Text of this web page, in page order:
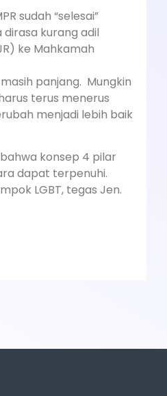
sudah “selesai”
kurang adil
ke Mahkamah
panjang. Mungkin
terus menerus
menjadi lebih baik
konsep 4 pilar
dapat terpenuhi.
LGBT, tegas Jen.